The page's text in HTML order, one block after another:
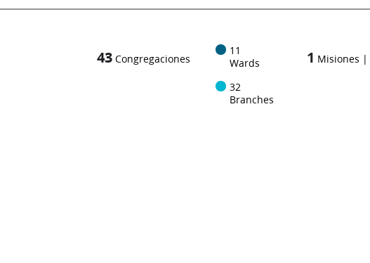
43 Congregaciones
11
Wards
32
Branches
1 Misiones |